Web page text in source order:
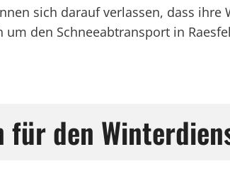
sich darauf verlassen, dass ihre
den Schneeabtransport in
für den